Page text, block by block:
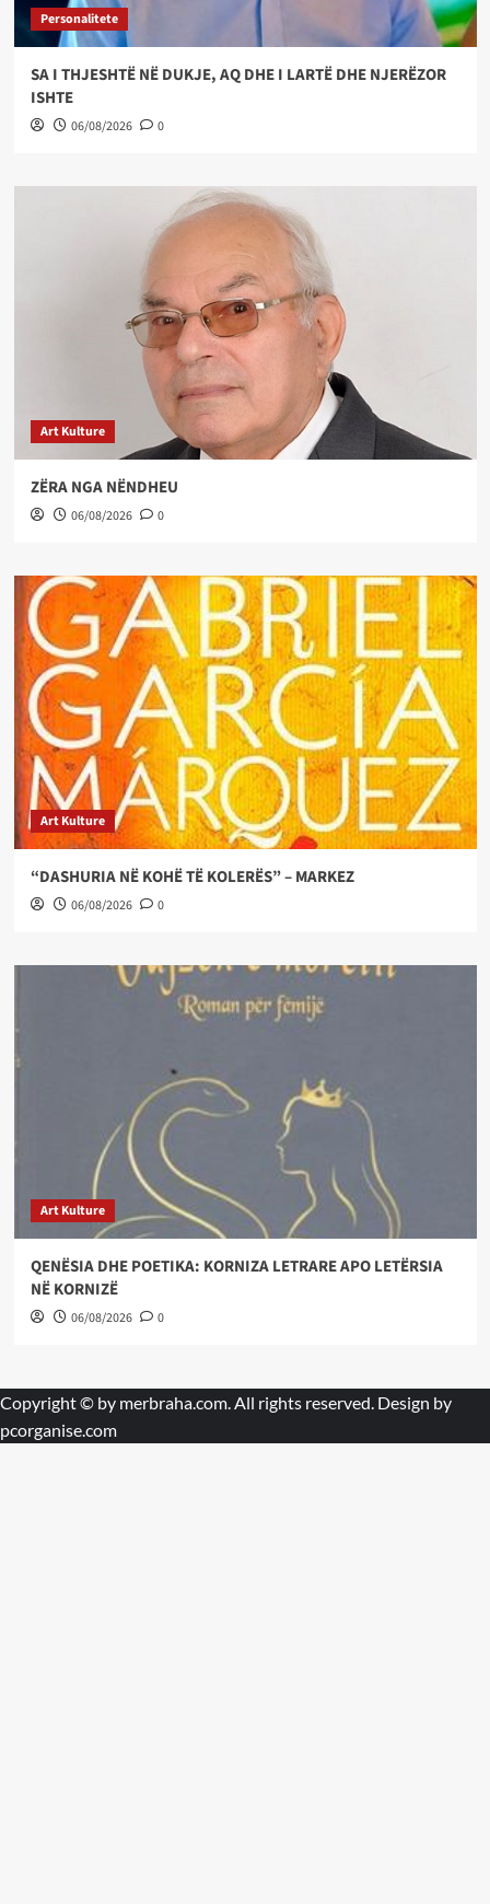
Personalitete
SA I THJESHTË NË DUKJE, AQ DHE I LARTË DHE NJERËZOR
ISHTE
06/08/2026 0
Art Kulture
ZËRA NGA NËNDHEU
06/08/2026 0
Art Kulture
“DASHURIA NË KOHË TË KOLERËS” – MARKEZ
06/08/2026 0
Art Kulture
QENËSIA DHE POETIKA: KORNIZA LETRARE APO LETËRSIA
NË KORNIZË
06/08/2026 0
Copyright © by merbraha.com. All rights reserved. Design by
pcorganise.com